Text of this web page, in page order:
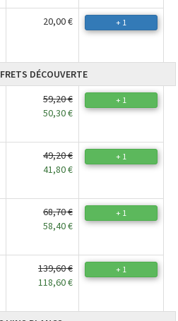
20,00 € + 1
DÉCOUVERTE
59,20 €
50,30 €
+ 1
49,20 €
41,80 €
+ 1
68,70 €
58,40 €
+ 1
139,60 €
118,60 €
+ 1